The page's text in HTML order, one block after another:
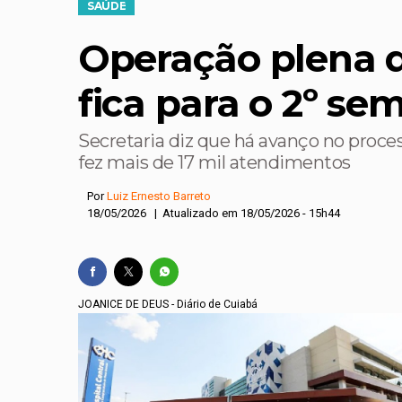
Historiador que
MT ganhou meio
Biblioteca Nacional
Campanha do
SAÚDE
Operação plena
fica para o 2º
Secretaria diz que há avanço no
fez mais de 17 mil atendimentos
PorLuiz Ernesto Barreto
18/05/2026 | Atualizado em 18/05/2026 - 15h44
JOANICE DE DEUS - Diário de Cuiabá